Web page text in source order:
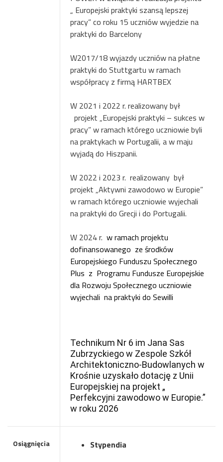
„ Europejski praktyki szansą lepszej
pracy” co roku 15 uczniów wyjedzie na
praktyki do Barcelony
W2017/18 wyjazdy uczniów na płatne
praktyki do Stuttgartu w ramach
współpracy z firmą HARTBEX
W 2021 i 2022 r. realizowany był
projekt „Europejski praktyki – sukces w
pracy” w ramach którego uczniowie byli
na praktykach w Portugalii, a w maju
wyjadą do Hiszpanii.
W 2022 i 2023 r. realizowany był
projekt „Aktywni zawodowo w Europie”
w ramach którego uczniowie wyjechali
na praktyki do Grecji i do Portugalii.
W 2024 r. w ramach projektu
dofinansowanego ze środków
Europejskiego Funduszu Społecznego
Plus z Programu Fundusze Europejskie
dla Rozwoju Społecznego uczniowie
wyjechali na praktyki do Sewilli
Technikum Nr 6 im Jana Sas
Zubrzyckiego w Zespole Szkół
Architektoniczno-Budowlanych w
Krośnie uzyskało dotację z Unii
Europejskiej na projekt „
Perfekcyjni zawodowo w Europie.”
w roku 2026
Osiągnięcia Stypendia